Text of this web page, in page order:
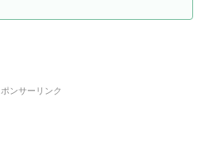
ポンサーリンク